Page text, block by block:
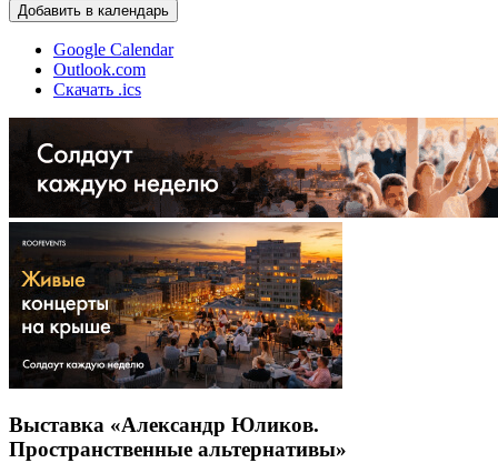
Добавить в календарь
Google Calendar
Outlook.com
Скачать .ics
Выставка «Александр Юликов.
Пространственные альтернативы»